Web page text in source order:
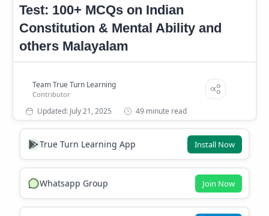
Test: 100+ MCQs on Indian
Constitution & Mental Ability and
others Malayalam
49 minute read
True Turn Learning App Install Now
Whatsapp Group Join Now